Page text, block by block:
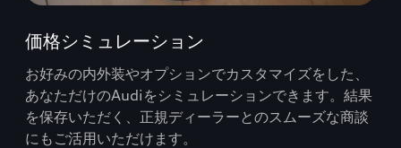
価格シミュレーション
お好みの内外装やオプションでカスタマイズをした、
あなただけのAudiをシミュレーションできます。結果
を保存いただく、正規ディーラーとのスムーズな商談
にもご活用いただけます。